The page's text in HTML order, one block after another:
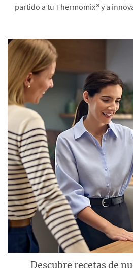
partido a tu Thermomix® y a
Descubre recetas de